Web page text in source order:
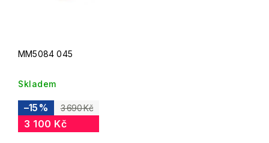
MM5084 045
Skladem
3 690 Kč
–15 %
3 100 Kč